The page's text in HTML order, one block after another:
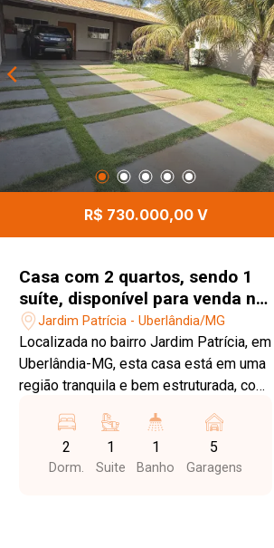
R$ 730.000,00 V
Casa com 2 quartos, sendo 1
suíte, disponível para venda no
bairro Jardim Patrícia em
Uberlândia-MG
Jardim Patrícia - Uberlândia/MG
Localizada no bairro Jardim Patrícia, em
Uberlândia-MG, esta casa está em uma
região tranquila e bem estruturada, com
cidade e excelente oferta de comércios
e serviços. O bairro é ideal para quem
busca conforto, segurança e qualidade
2
Dorm.
1
Suite
1
Banho
5
Garagens